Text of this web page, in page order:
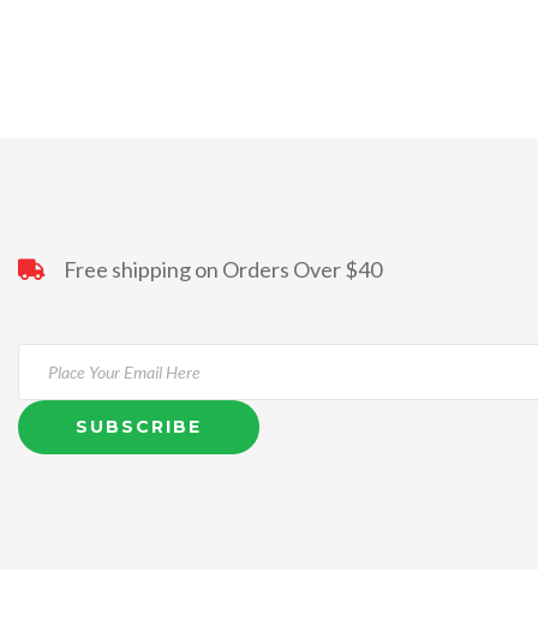
Free shipping on Orders Over $40